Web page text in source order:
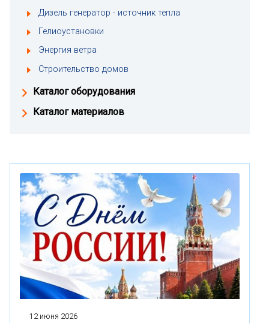
Дизель генератор - источник тепла
Гелиоустановки
Энергия ветра
Строительство домов
Каталог оборудования
Каталог материалов
12 июня 2026